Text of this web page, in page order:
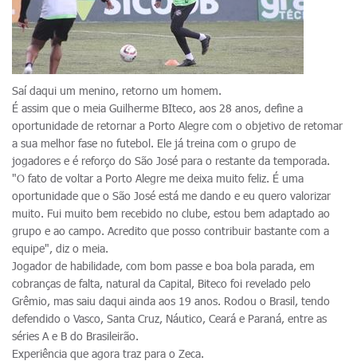
Saí daqui um menino, retorno um homem.
É assim que o meia Guilherme BIteco, aos 28 anos, define a
oportunidade de retornar a Porto Alegre com o objetivo de retomar
a sua melhor fase no futebol. Ele já treina com o grupo de
jogadores e é reforço do São José para o restante da temporada.
"O fato de voltar a Porto Alegre me deixa muito feliz. É uma
oportunidade que o São José está me dando e eu quero valorizar
muito. Fui muito bem recebido no clube, estou bem adaptado ao
grupo e ao campo. Acredito que posso contribuir bastante com a
equipe", diz o meia.
Jogador de habilidade, com bom passe e boa bola parada, em
cobranças de falta, natural da Capital, Biteco foi revelado pelo
Grêmio, mas saiu daqui ainda aos 19 anos. Rodou o Brasil, tendo
defendido o Vasco, Santa Cruz, Náutico, Ceará e Paraná, entre as
séries A e B do Brasileirão.
Experiência que agora traz para o Zeca.